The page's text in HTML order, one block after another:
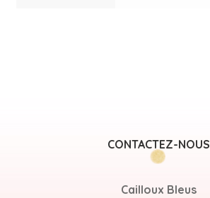
CONTACTEZ-NOUS
Cailloux Bleus